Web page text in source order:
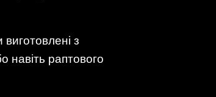
виготовлені з
навіть раптового